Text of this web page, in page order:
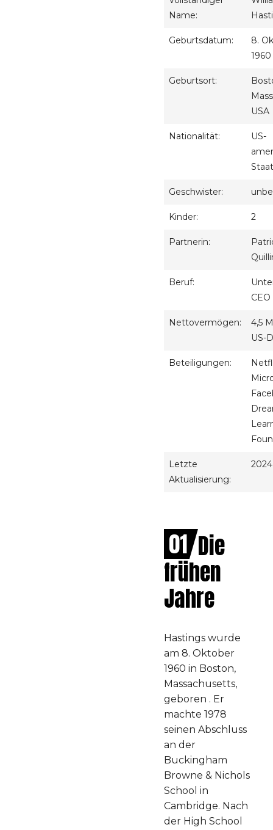
Name:
Geburtsdatum:
8.
1960
Geburtsort:
USA
Nationalität:
US-
Geschwister:
Kinder: 2
Partnerin:
Beruf:
CEO
Nettovermögen:
4,5
US-
Beteiligungen:
Letzte
Aktualisierung:
2024
01 Die
frühen
Jahre
Hastings wurde
am 8. Oktober
1960 in Boston,
Massachusetts,
geboren . Er
machte 1978
seinen Abschluss
an der
Buckingham
Browne & Nichols
School in
Cambridge. Nach
der High School